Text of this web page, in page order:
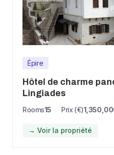
Épire
Hôtel de charme
Lingiades
Rooms15 Prix (€)
→ Voir la propriété